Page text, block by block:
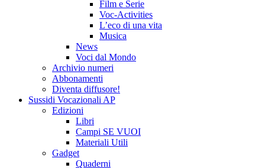
Film e Serie
Voc-Activities
L’eco di una vita
Musica
News
Voci dal Mondo
Archivio numeri
Abbonamenti
Diventa diffusore!
Sussidi Vocazionali AP
Edizioni
Libri
Campi SE VUOI
Materiali Utili
Gadget
Quaderni